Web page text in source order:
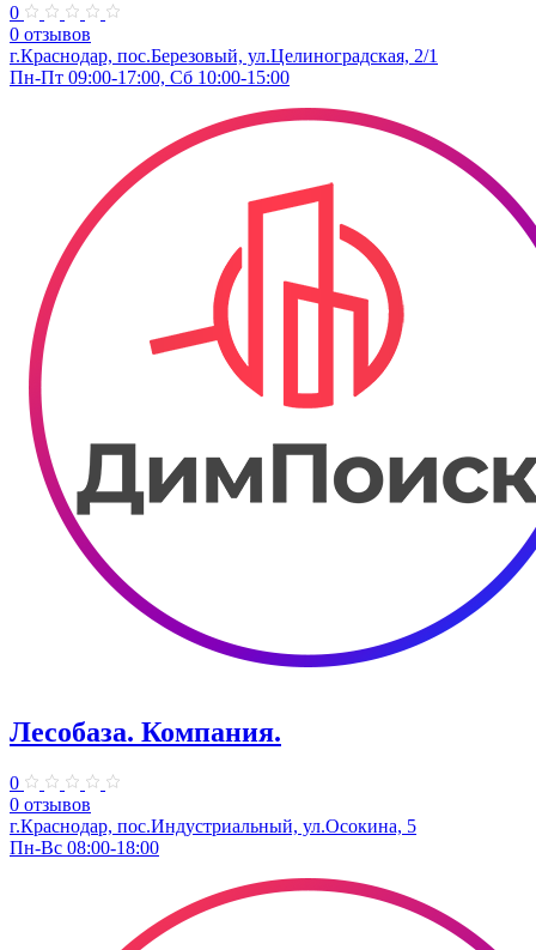
0
0 отзывов
г.Краснодар, пос.Березовый, ул.Целиноградская, 2/1
Пн-Пт 09:00-17:00, Сб 10:00-15:00
Лесобаза. Компания.
0
0 отзывов
г.Краснодар, пос.Индустриальный, ул.Осокина, 5
Пн-Вс 08:00-18:00